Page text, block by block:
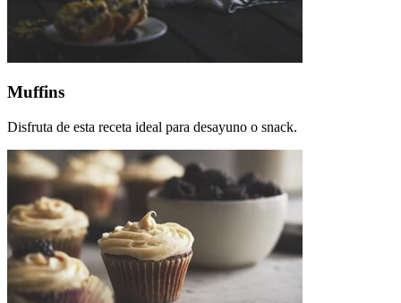
Muffins
Disfruta de esta receta ideal para desayuno o snack.